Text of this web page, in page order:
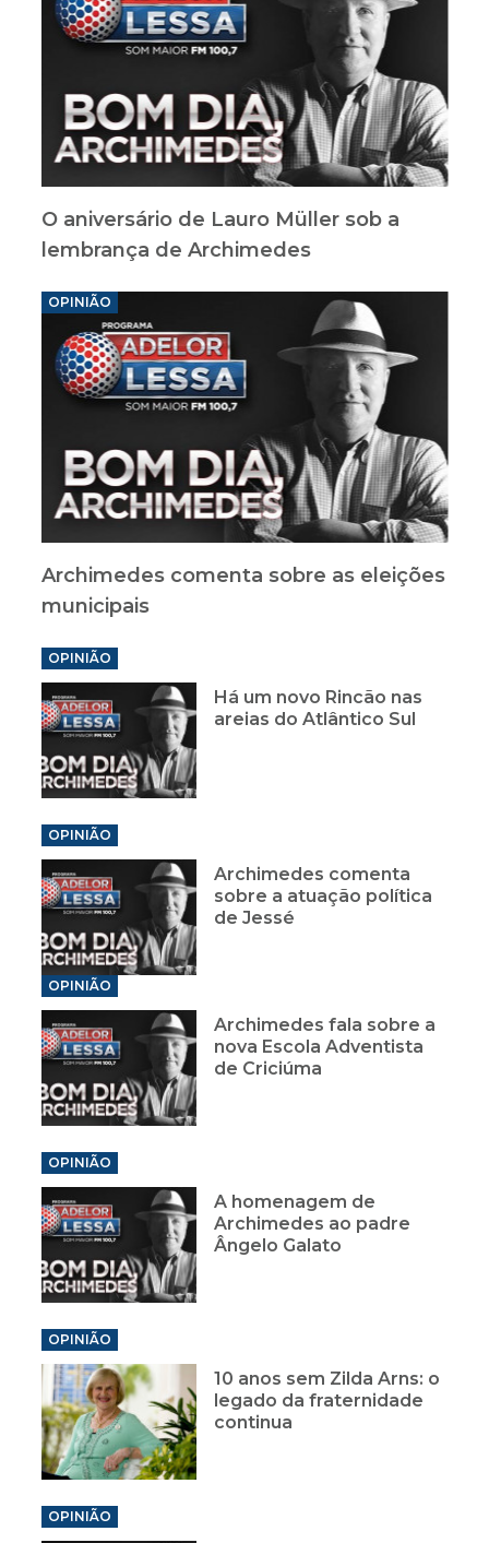
O aniversário de Lauro Müller sob a
lembrança de Archimedes
OPINIÃO
Archimedes comenta sobre as eleições
municipais
OPINIÃO
Há um novo Rincão nas
areias do Atlântico Sul
OPINIÃO
Archimedes comenta
sobre a atuação política
de Jessé
OPINIÃO
Archimedes fala sobre a
nova Escola Adventista
de Criciúma
OPINIÃO
A homenagem de
Archimedes ao padre
Ângelo Galato
OPINIÃO
10 anos sem Zilda Arns: o
legado da fraternidade
continua
OPINIÃO